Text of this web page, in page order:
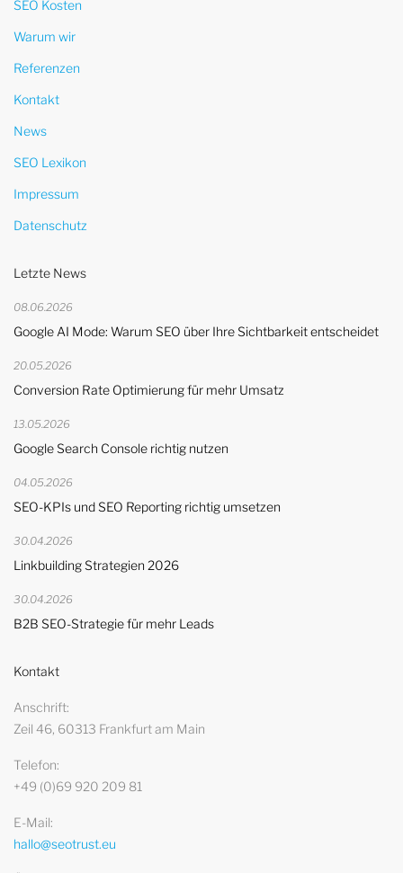
SEO Kosten
Warum wir
Referenzen
Kontakt
News
SEO Lexikon
Impressum
Datenschutz
Letzte News
08.06.2026
Google AI Mode: Warum SEO über Ihre Sichtbarkeit entscheidet
20.05.2026
Conversion Rate Optimierung für mehr Umsatz
13.05.2026
Google Search Console richtig nutzen
04.05.2026
SEO-KPIs und SEO Reporting richtig umsetzen
30.04.2026
Linkbuilding Strategien 2026
30.04.2026
B2B SEO-Strategie für mehr Leads
Kontakt
Anschrift
Zeil 46, 60313 Frankfurt am Main
Telefon
+49 (0)69 920 209 81
E-Mail
hallo@seotrust.eu